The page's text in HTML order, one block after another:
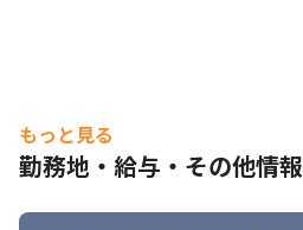
もっと見る
勤務地・給与・その他情報